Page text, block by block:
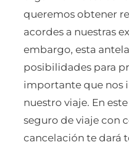
queremos obtener
acordes a nuestras
embargo, esta
posibilidades para
importante que nos
nuestro viaje. En
seguro de viaje con
cancelación te dará